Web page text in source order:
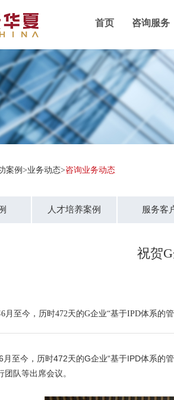
首页 咨询服务
案例 >业务动态>咨询业务动态
人才培养案例 服务客
祝贺
月至今，历时472天的G企业“基于IPD体系的
月至今，历时472天的G企业“基于IPD体系的
队等出席会议。